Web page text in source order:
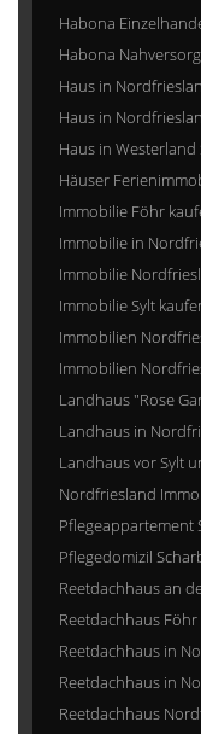
Habona
Habona
Haus in
Haus in
Haus in Westerland
Häuser
Immobilie Föhr
Immobilie in
Immobilie
Immobilie Sylt
Immobilien
Immobilien
Landhaus "Rose
Landhaus in
Landhaus vor Sylt
Nordfriesland
Pflegeappartement
Pflegedomizil
Reetdachhaus an
Reetdachhaus
Reetdachhaus in
Reetdachhaus in
Reetdachhaus